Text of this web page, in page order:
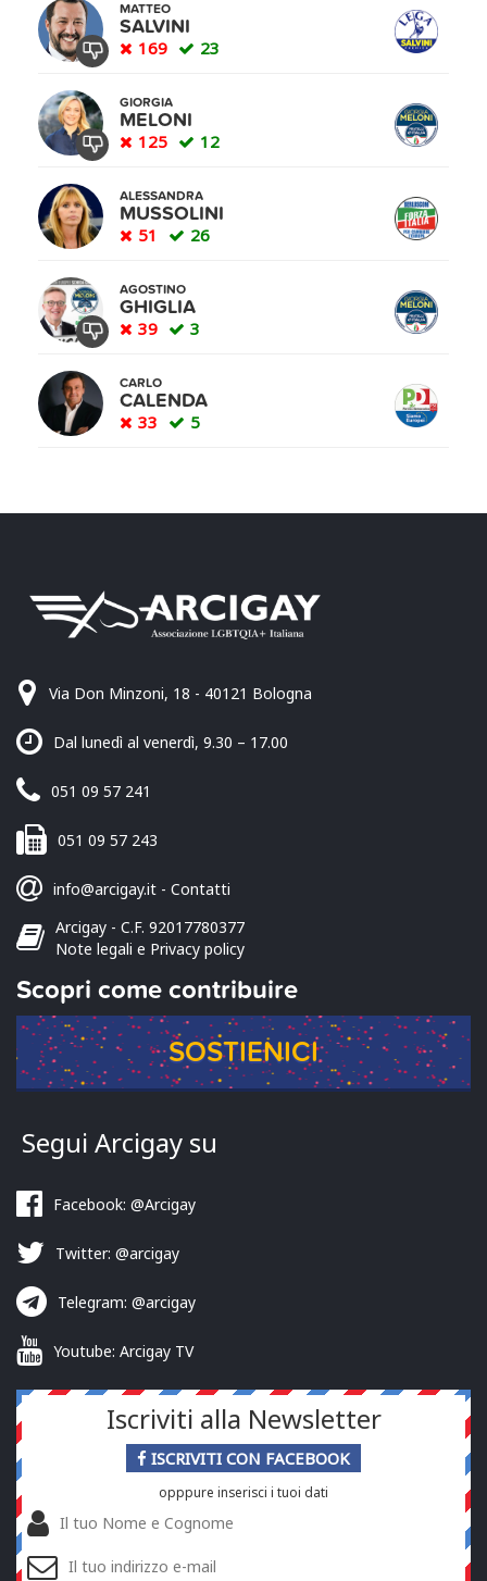
MATTEO
SALVINI
169 23
GIORGIA
MELONI
125 12
ALESSANDRA
MUSSOLINI
51 26
AGOSTINO
GHIGLIA
39 3
CARLO
CALENDA
33 5
Via Don Minzoni, 18 - 40121 Bologna
Dal lunedì al venerdì, 9.30 – 17.00
051 09 57 241
051 09 57 243
info@arcigay.it - Contatti
Arcigay - C.F. 92017780377
Note legali e Privacy policy
Scopri come contribuire
SOSTIENICI
Segui Arcigay su
Facebook: @Arcigay
Twitter: @arcigay
Telegram: @arcigay
Youtube: Arcigay TV
Iscriviti alla Newsletter
ISCRIVITI CON FACEBOOK
opppure inserisci i tuoi dati